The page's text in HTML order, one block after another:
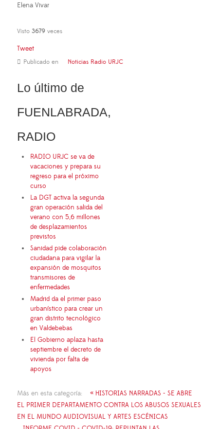
Elena Vivar
Visto 3679 veces
Tweet
Publicado en Noticias Radio URJC
Lo último de
FUENLABRADA,
RADIO
RADIO URJC se va de
vacaciones y prepara su
regreso para el próximo
curso
La DGT activa la segunda
gran operación salida del
verano con 5,6 millones
de desplazamientos
previstos
Sanidad pide colaboración
ciudadana para vigilar la
expansión de mosquitos
transmisores de
enfermedades
Madrid da el primer paso
urbanístico para crear un
gran distrito tecnológico
en Valdebebas
El Gobierno aplaza hasta
septiembre el decreto de
vivienda por falta de
apoyos
Más en esta categoría:
« HISTORIAS NARRADAS - SE ABRE
EL PRIMER DEPARTAMENTO CONTRA LOS ABUSOS SEXUALES
EN EL MUNDO AUDIOVISUAL Y ARTES ESCÉNICAS